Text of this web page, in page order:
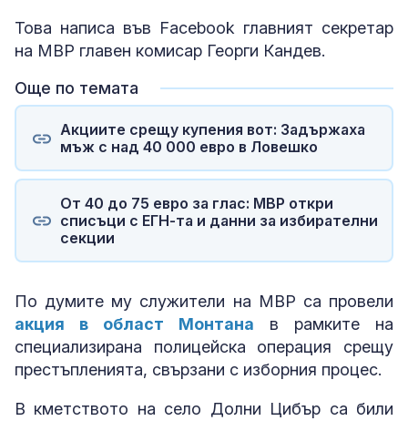
Това написа във Facebook главният секретар
на МВР главен комисар Георги Кандев.
Още по темата
Акциите срещу купения вот: Задържаха
мъж с над 40 000 евро в Ловешко
От 40 до 75 евро за глас: МВР откри
списъци с ЕГН-та и данни за избирателни
секции
По думите му служители на МВР са провели
акция в област Монтана в рамките на
специализирана полицейска операция срещу
престъпленията, свързани с изборния процес.
В кметството на село Долни Цибър са били